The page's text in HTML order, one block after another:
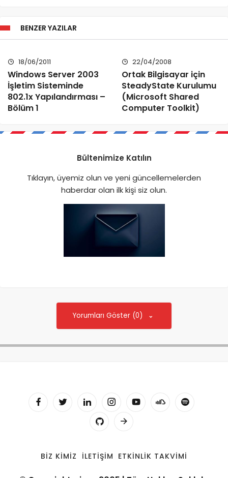
BENZER YAZILAR
18/06/2011
Windows Server 2003
İşletim Sisteminde
802.1x Yapılandırması –
Bölüm 1
22/04/2008
Ortak Bilgisayar için
SteadyState Kurulumu
(Microsoft Shared
Computer Toolkit)
Bültenimize Katılın
Tıklayın, üyemiz olun ve yeni güncellemelerden
haberdar olan ilk kişi siz olun.
Yorumları Göster (0)
BIZ KIMIZ İLETIŞIM ETKINLIK TAKVIMI